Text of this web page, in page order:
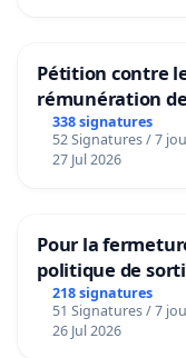
Pétition contre
rémunération
granum basé
338 signatures
52 Signatures / 7
27 Jul 2026
Pour la
politique de
218 signatures
51 Signatures / 7
26 Jul 2026